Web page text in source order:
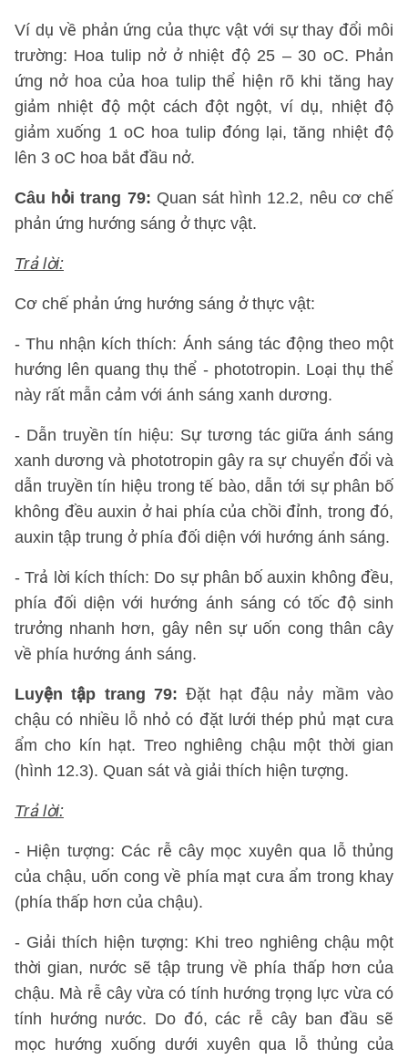
Ví dụ về phản ứng của thực vật với sự thay đổi môi
trường: Hoa tulip nở ở nhiệt độ 25 – 30 oC. Phản
ứng nở hoa của hoa tulip thể hiện rõ khi tăng hay
giảm nhiệt độ một cách đột ngột, ví dụ, nhiệt độ
giảm xuống 1 oC hoa tulip đóng lại, tăng nhiệt độ
lên 3 oC hoa bắt đầu nở.
Câu hỏi trang 79: Quan sát hình 12.2, nêu cơ chế
phản ứng hướng sáng ở thực vật.
Trả lời:
Cơ chế phản ứng hướng sáng ở thực vật:
- Thu nhận kích thích: Ánh sáng tác động theo một
hướng lên quang thụ thể - phototropin. Loại thụ thể
này rất mẫn cảm với ánh sáng xanh dương.
- Dẫn truyền tín hiệu: Sự tương tác giữa ánh sáng
xanh dương và phototropin gây ra sự chuyển đổi và
dẫn truyền tín hiệu trong tế bào, dẫn tới sự phân bố
không đều auxin ở hai phía của chồi đỉnh, trong đó,
auxin tập trung ở phía đối diện với hướng ánh sáng.
- Trả lời kích thích: Do sự phân bố auxin không đều,
phía đối diện với hướng ánh sáng có tốc độ sinh
trưởng nhanh hơn, gây nên sự uốn cong thân cây
về phía hướng ánh sáng.
Luyện tập trang 79:Đặt hạt đậu nảy mầm vào
chậu có nhiều lỗ nhỏ có đặt lưới thép phủ mạt cưa
ẩm cho kín hạt. Treo nghiêng chậu một thời gian
(hình 12.3). Quan sát và giải thích hiện tượng.
Trả lời:
- Hiện tượng: Các rễ cây mọc xuyên qua lỗ thủng
của chậu, uốn cong về phía mạt cưa ẩm trong khay
(phía thấp hơn của chậu).
- Giải thích hiện tượng: Khi treo nghiêng chậu một
thời gian, nước sẽ tập trung về phía thấp hơn của
chậu. Mà rễ cây vừa có tính hướng trọng lực vừa có
tính hướng nước. Do đó, các rễ cây ban đầu sẽ
mọc hướng xuống dưới xuyên qua lỗ thủng của